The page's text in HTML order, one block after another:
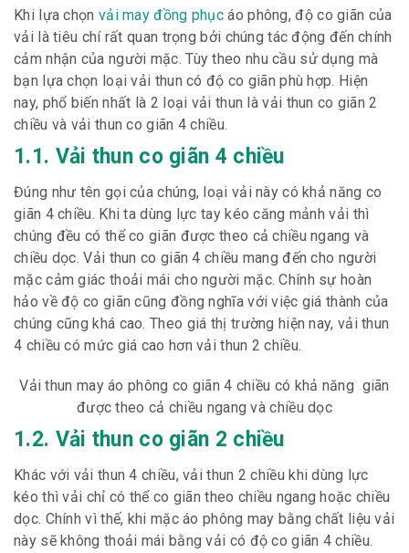
Khi lựa chọn vải may đồng phục áo phông, độ co giãn của
vải là tiêu chí rất quan trọng bởi chúng tác động đến chính
cảm nhận của người mặc. Tùy theo nhu cầu sử dụng mà
bạn lựa chọn loại vải thun có độ co giãn phù hợp. Hiện
nay, phổ biến nhất là 2 loại vải thun là vải thun co giãn 2
chiều và vải thun co giãn 4 chiều.
1.1. Vải thun co giãn 4 chiều
Đúng như tên gọi của chúng, loại vải này có khả năng co
giãn 4 chiều. Khi ta dùng lực tay kéo căng mảnh vải thì
chúng đều có thể co giãn được theo cả chiều ngang và
chiều dọc. Vải thun co giãn 4 chiều mang đến cho người
mặc cảm giác thoải mái cho người mặc. Chính sự hoàn
hảo về độ co giãn cũng đồng nghĩa với việc giá thành của
chúng cũng khá cao. Theo giá thị trường hiện nay, vải thun
4 chiều có mức giá cao hơn vải thun 2 chiều.
Vải thun may áo phông co giãn 4 chiều có khả năng giãn
được theo cả chiều ngang và chiều dọc
1.2. Vải thun co giãn 2 chiều
Khác với vải thun 4 chiều, vải thun 2 chiều khi dùng lực
kéo thì vải chỉ có thể co giãn theo chiều ngang hoặc chiều
dọc. Chính vì thế, khi mặc áo phông may bằng chất liệu vải
này sẽ không thoải mái bằng vải có độ co giãn 4 chiều.